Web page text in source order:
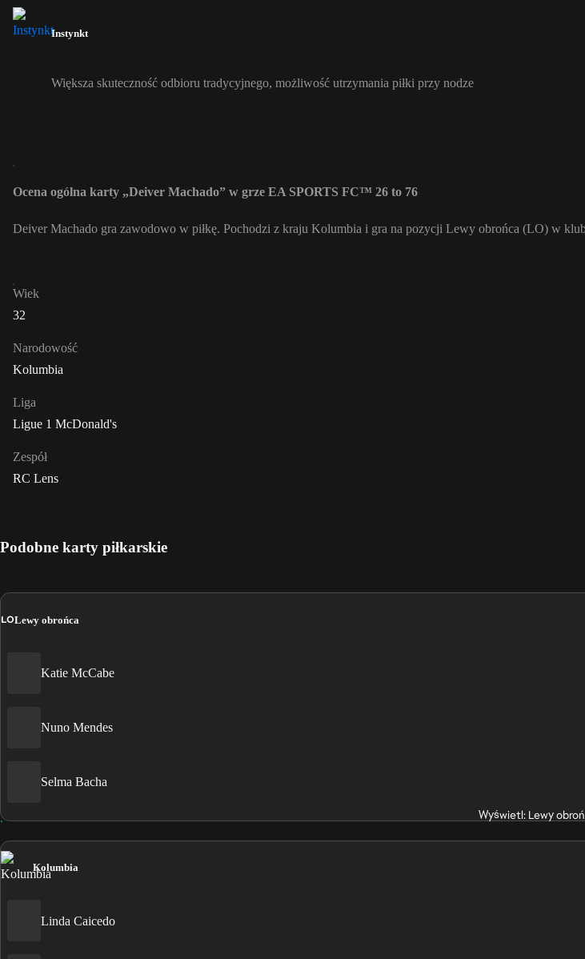
Instynkt
Większa skuteczność odbioru tradycyjnego, możliwość utrzymania piłki przy nodze
Ocena ogólna karty „Deiver Machado” w grze EA SPORTS FC™ 26 to 76
Deiver Machado gra zawodowo w piłkę. Pochodzi z kraju Kolumbia i gra na pozycji Lewy obrońca (LO) w
Wiek
32
Narodowość
Kolumbia
Liga
Ligue 1 McDonald's
Zespół
RC Lens
Podobne karty piłkarskie
LOLewy obrońca
Katie McCabe
Nuno Mendes
Selma Bacha
Wyświetl: Lewy
Kolumbia
Linda Caicedo